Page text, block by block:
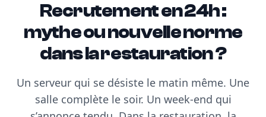
Recrutement en 24h :
mythe ou nouvelle norme
dans la restauration ?
Un serveur qui se désiste le matin même. Une
salle complète le soir. Un week-end qui